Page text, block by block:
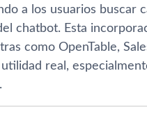
a los usuarios buscar
chatbot. Esta
como OpenTable,
real,